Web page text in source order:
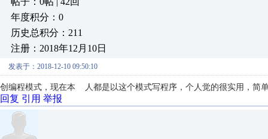
年度积分：0
历史总积分：211
注册：2018年12月10日
发表于：2018-12-10 09:50:10
创编程模式，现在本 人都是以这个模式写程序，个人觉的很实用，简
回复 引用 举报